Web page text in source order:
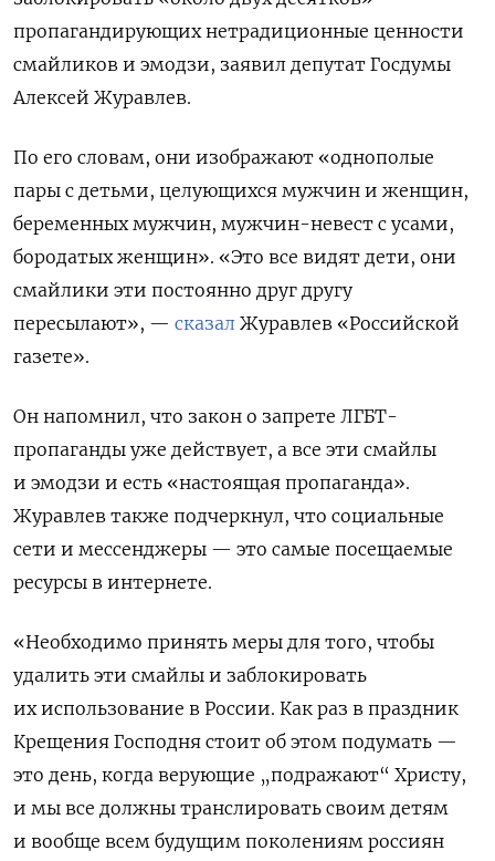
пропагандирующих нетрадиционные ценности
смайликов и эмодзи, заявил депутат Госдумы
Алексей Журавлев.
По его словам, они изображают «однополые
пары с детьми, целующихся мужчин и женщин,
беременных мужчин, мужчин-невест с усами,
бородатых женщин». «Это все видят дети, они
смайлики эти постоянно друг другу
пересылают», — сказал Журавлев «Российской
газете».
Он напомнил, что закон о запрете ЛГБТ-
пропаганды уже действует, а все эти смайлы
и эмодзи и есть «настоящая пропаганда».
Журавлев также подчеркнул, что социальные
сети и мессенджеры — это самые посещаемые
ресурсы в интернете.
«Необходимо принять меры для того, чтобы
удалить эти смайлы и заблокировать
их использование в России. Как раз в праздник
Крещения Господня стоит об этом подумать —
это день, когда верующие „подражают“ Христу,
и мы все должны транслировать своим детям
и вообще всем будущим поколениям россиян